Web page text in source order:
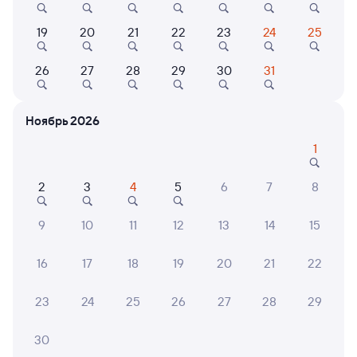
Онлайн-возврат билетов без очереди в кассу
Выбор любимых мест на схемах вагонов
Подробные ответы на вопросы о поездке или
покупке
СМС-сопровождение до посадки в поезд
Частые вопросы
Что нужно, чтобы сесть в поезд?
Как поменять билет на другую дату или
Как вернуть билет?
Что делать, если ошибся при вводе данных
пассажира?
19 20 21 22 23 24 25
26 27 28 29 30 31
Ноябрь 2026
1
2 3 4 5 6 7 8
9 10 11 12 13 14 15
16 17 18 19 20 21 22
23 24 25 26 27 28 29
30